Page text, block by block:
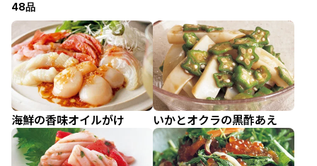
48品
海鮮の香味オイルがけ いかとオクラの黒酢あえ